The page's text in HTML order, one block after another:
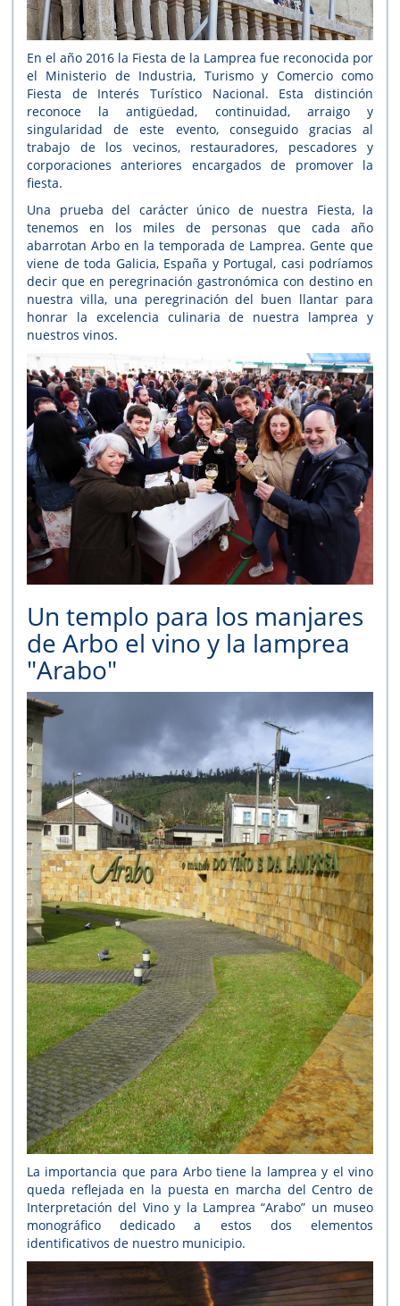
En el año 2016 la Fiesta de la Lamprea fue reconocida por
el Ministerio de Industria, Turismo y Comercio como
Fiesta de Interés Turístico Nacional. Esta distinción
reconoce la antigüedad, continuidad, arraigo y
singularidad de este evento, conseguido gracias al
trabajo de los vecinos, restauradores, pescadores y
corporaciones anteriores encargados de promover la
fiesta.
Una prueba del carácter único de nuestra Fiesta, la
tenemos en los miles de personas que cada año
abarrotan Arbo en la temporada de Lamprea. Gente que
viene de toda Galicia, España y Portugal, casi podríamos
decir que en peregrinación gastronómica con destino en
nuestra villa, una peregrinación del buen llantar para
honrar la excelencia culinaria de nuestra lamprea y
nuestros vinos.
Un templo para los manjares
de Arbo el vino y la lamprea
"Arabo"
La importancia que para Arbo tiene la lamprea y el vino
queda reflejada en la puesta en marcha del Centro de
Interpretación del Vino y la Lamprea “Arabo” un museo
monográfico dedicado a estos dos elementos
identificativos de nuestro municipio.